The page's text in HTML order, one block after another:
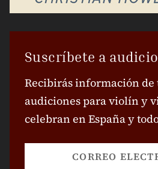
Suscríbete a
Recibirás información de
audiciones para violín y
celebran en España y